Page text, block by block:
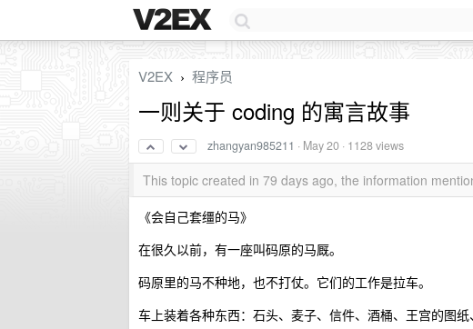
V2EX › 程序员
一则关于 coding 的寓言故事
zhangyan985211 · May 20 · 1128 views
This topic created in 79 days ago, the information
《会自己套缰的马》
在很久以前，有一座叫码原的马厩。
码原里的马不种地，也不打仗。它们的工作是拉车。
车上装着各种东西：石头、麦子、信件、酒桶、王宫的图